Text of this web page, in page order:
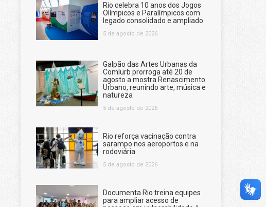
Rio celebra 10 anos dos Jogos
Olímpicos e Paralímpicos com
legado consolidado e ampliado
5 de agosto de 2026
Galpão das Artes Urbanas da
Comlurb prorroga até 20 de
agosto a mostra Renascimento
Urbano, reunindo arte, música e
natureza
5 de agosto de 2026
Rio reforça vacinação contra
sarampo nos aeroportos e na
rodoviária
5 de agosto de 2026
Documenta Rio treina equipes
para ampliar acesso de